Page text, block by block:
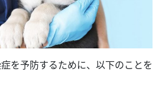
を予防するために、以下のことを